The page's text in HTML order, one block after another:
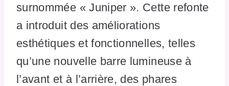
surnommée « Juniper ». Cette refonte
a introduit des améliorations
esthétiques et fonctionnelles, telles
qu’une nouvelle barre lumineuse à
l’avant et à l’arrière, des phares